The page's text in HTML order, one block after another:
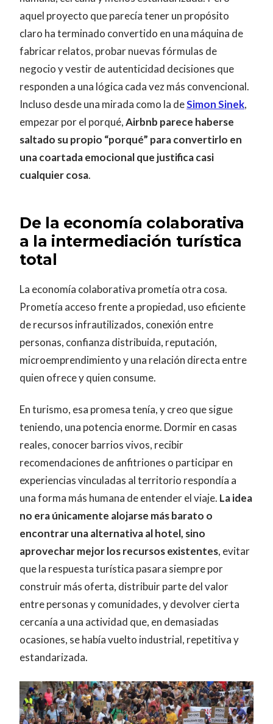
aquel proyecto que parecía tener un propósito
claro ha terminado convertido en una máquina de
fabricar relatos, probar nuevas fórmulas de
negocio y vestir de autenticidad decisiones que
responden a una lógica cada vez más convencional.
Incluso desde una mirada como la deSimon Sinek,
empezar por el porqué,Airbnb parece haberse
saltado su propio “porqué” para convertirlo en
una coartada emocional que justifica casi
cualquier cosa.
De la economía colaborativa
a la intermediación turística
total
La economía colaborativa prometía otra cosa.
Prometía acceso frente a propiedad, uso eficiente
de recursos infrautilizados, conexión entre
personas, confianza distribuida, reputación,
microemprendimiento y una relación directa entre
quien ofrece y quien consume.
En turismo, esa promesa tenía, y creo que sigue
teniendo, una potencia enorme. Dormir en casas
reales, conocer barrios vivos, recibir
recomendaciones de anfitriones o participar en
experiencias vinculadas al territorio respondía a
una forma más humana de entender el viaje. La idea
no era únicamente alojarse más barato o
encontrar una alternativa al hotel, sino
aprovechar mejor los recursos existentes, evitar
que la respuesta turística pasara siempre por
construir más oferta, distribuir parte del valor
entre personas y comunidades, y devolver cierta
cercanía a una actividad que, en demasiadas
ocasiones, se había vuelto industrial, repetitiva y
estandarizada.